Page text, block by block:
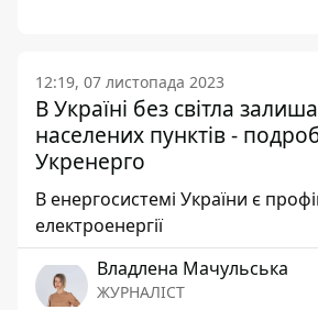
12:19, 07 листопада 2023
В Україні без світла
населених пунктів -
Укренерго
В енергосистемі України є
електроенергії
Владлена Мачульська
ЖУРНАЛІСТ